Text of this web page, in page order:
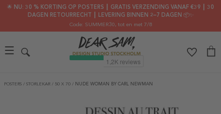
🌟 NU: 30 % KORTING OP POSTERS ┃ GRATIS VERZENDING VANAF €39 ┃ 30
DAGEN RETOURRECHT ┃ LEVERING BINNEN 2–7 DAGEN 📦✨
Code: SUMMER30, tot en met 7/8
POSTERS / STORLEKAR / 50 X 70 / NUDE WOMAN BY CARL NEWMAN